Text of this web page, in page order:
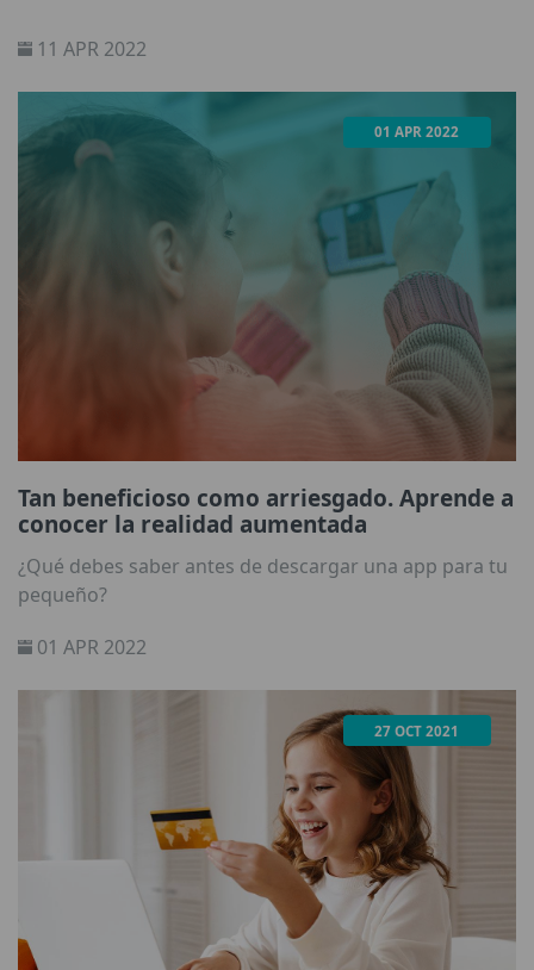
11 APR 2022
01 APR 2022
Tan beneficioso como arriesgado. Aprende a
conocer la realidad aumentada
¿Qué debes saber antes de descargar una app para tu
pequeño?
01 APR 2022
27 OCT 2021